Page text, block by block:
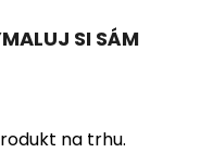
SI SÁM
na trhu.